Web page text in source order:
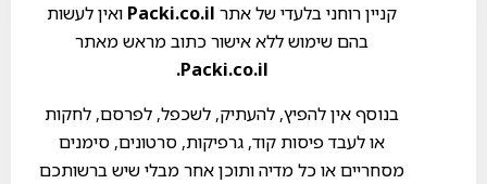
קניין רוחני בלעדי של אתר Packi.co.il ואין לעשות
בהם שימוש ללא אישור כתוב מראש מאתר
Packi.co.il
.
בנוסף אין להפיץ, להעתיק, לשכפל, לפרסם, לחקות
או לעבד פיסות קוד, גרפיקות, סרטונים, סימנים
מסחריים או כל מדיה ותוכן אחר מבלי שיש ברשותכם